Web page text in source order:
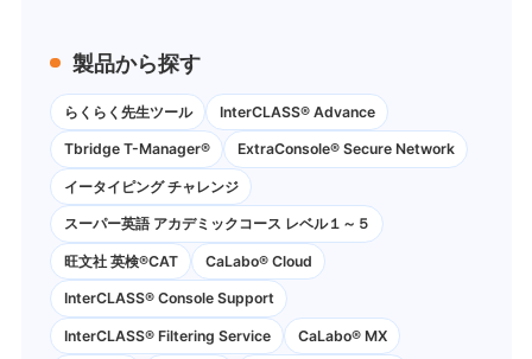
製品から探す
らくらく先生ツール InterCLASS® Advance
Tbridge T-Manager® ExtraConsole® Secure Network
イータイピング チャレンジ
スーパー英語 アカデミックコース レベル１～５
旺文社 英検®CAT CaLabo®︎ Cloud
InterCLASS®︎ Console Support
InterCLASS®︎ Filtering Service CaLabo® MX